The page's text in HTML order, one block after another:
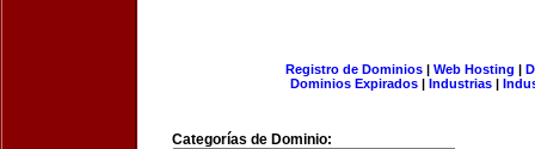
Registro de Dominios| Web Hosting |
Dominios Expirados | Industrias |
Categorías de Dominio: